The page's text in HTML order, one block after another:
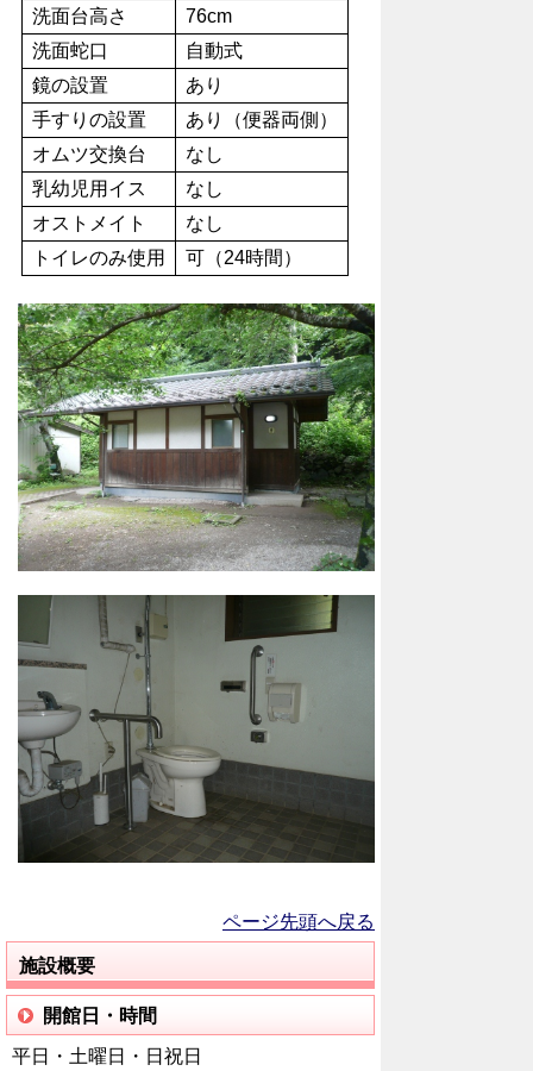
洗面台高さ
76cm
洗面蛇口
自動式
鏡の設置
あり
手すりの設置
あり（便器両側）
オムツ交換台
なし
乳幼児用イス
なし
オストメイト
なし
トイレのみ使用
可（24時間）
ページ先頭へ戻る
施設概要
開館日・時間
平日・土曜日・日祝日